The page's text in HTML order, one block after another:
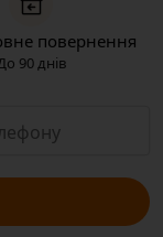
повернення
90 днів